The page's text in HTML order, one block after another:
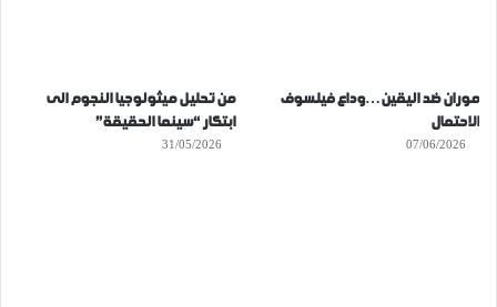
موران ضد اليقين…وداع فيلسوف
الاحتمال
07/06/2026
من تحليل ميثولوجيا النجوم الى
ابتكار “سينما الحقيقة”
31/05/2026